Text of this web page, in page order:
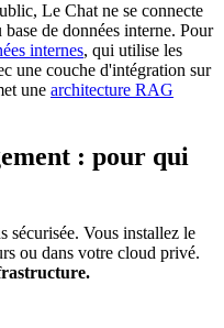
Le Chat ne se connecte
de données interne. Pour
internes, qui utilise les
une couche d'intégration sur
une architecture RAG
: pour qui
sécurisée. Vous installez le
ou dans votre cloud privé.